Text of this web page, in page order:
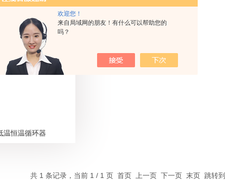
欢迎您！
来自局域网的朋友！有什么可以帮助您的
吗？
温恒温循环器
共 1 条记录，当前 1 / 1 页 首页 上一页 下一页 末页 跳转